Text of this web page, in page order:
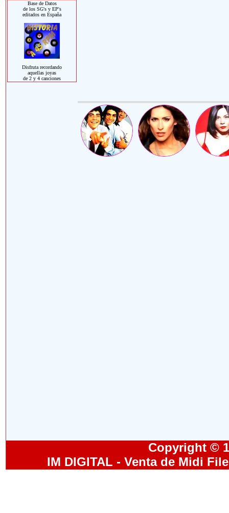
Base de Datos
de los SG's y EP's
editados en España
Disfruta recordando
aquellas joyas
de 2 y 4 canciones
Copyright ©
IM DIGITAL - Venta de Midi